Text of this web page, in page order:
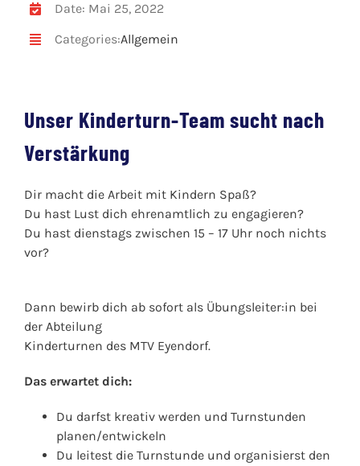
Date: Mai 25, 2022
Categories:Allgemein
Unser Kinderturn-Team sucht nach
Verstärkung
Dir macht die Arbeit mit Kindern Spaß?
Du hast Lust dich ehrenamtlich zu engagieren?
Du hast dienstags zwischen 15 – 17 Uhr noch nichts
vor?
Dann bewirb dich ab sofort als Übungsleiter:in bei
der Abteilung
Kinderturnen des MTV Eyendorf.
Das erwartet dich:
Du darfst kreativ werden und Turnstunden
planen/entwickeln
Du leitest die Turnstunde und organisierst den